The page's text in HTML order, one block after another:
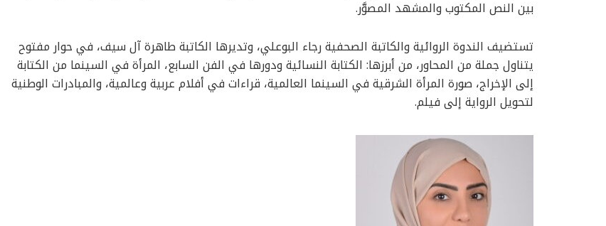
بين النص المكتوب والمشهد المصوَّر.
تستضيف الندوة الروائية والكاتبة الصحفية رجاء البوعلي، وتديرها الكاتبة طاهرة آل سيف، في حوار مفتوح
يتناول جملة من المحاور، من أبرزها: الكتابة النسائية ودورها في الفن السابع، المرأة في السينما من الكتابة
إلى الإخراج، صورة المرأة الشرقية في السينما العالمية، قراءات في أفلام عربية وعالمية، والمبادرات الوطنية
لتحويل الرواية إلى فيلم.